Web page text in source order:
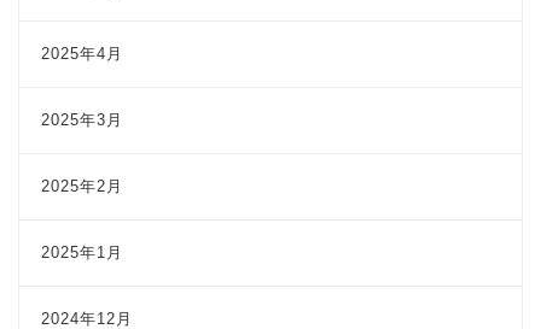
2025年4月
2025年3月
2025年2月
2025年1月
2024年12月